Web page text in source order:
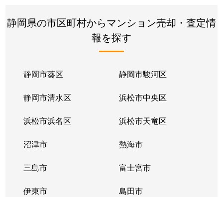
静岡県の市区町村からマンション売却・査定情
報を探す
静岡市葵区 静岡市駿河区
静岡市清水区 浜松市中央区
浜松市浜名区 浜松市天竜区
沼津市 熱海市
三島市 富士宮市
伊東市 島田市